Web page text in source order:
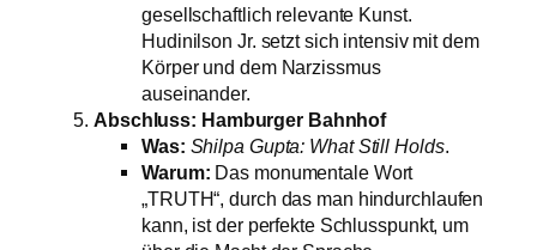
gesellschaftlich relevante Kunst.
Hudinilson Jr. setzt sich intensiv mit dem
Körper und dem Narzissmus
auseinander.
Abschluss: Hamburger Bahnhof
Was: Shilpa Gupta: What Still Holds.
Warum: Das monumentale Wort
„TRUTH“, durch das man hindurchlaufen
kann, ist der perfekte Schlusspunkt, um